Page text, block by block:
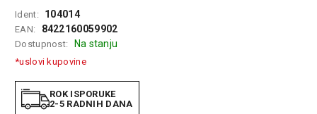
GAMING
EELEKTRO
ZAŠTITA
SOLARNI
SISTEMI
Ident: 104014
EAN: 8422160059902
Dostupnost: Na stanju
*uslovi kupovine
ROK ISPORUKE
2-5 RADNIH DANA